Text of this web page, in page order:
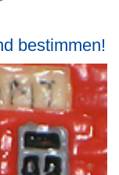
bestimmen!